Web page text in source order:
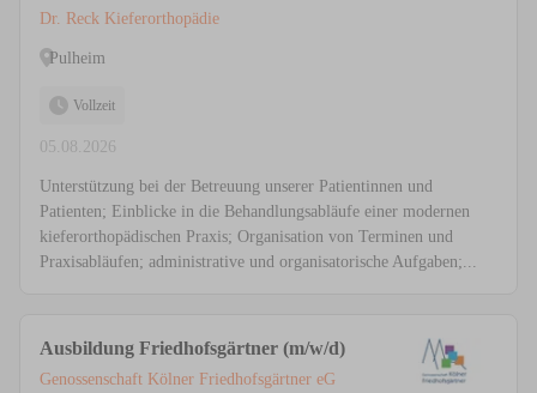
Dr. Reck Kieferorthopädie
Pulheim
Vollzeit
05.08.2026
Unterstützung bei der Betreuung unserer Patientinnen und
Patienten; Einblicke in die Behandlungsabläufe einer modernen
kieferorthopädischen Praxis; Organisation von Terminen und
Praxisabläufen; administrative und organisatorische Aufgaben;...
Ausbildung Friedhofsgärtner (m/w/d)
Genossenschaft Kölner Friedhofsgärtner eG